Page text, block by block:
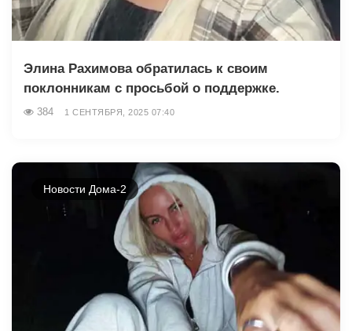
Элина Рахимова обратилась к своим
поклонникам с просьбой о поддержке.
384 1 СЕНТЯБРЯ, 2025 07:40
Новости Дома-2